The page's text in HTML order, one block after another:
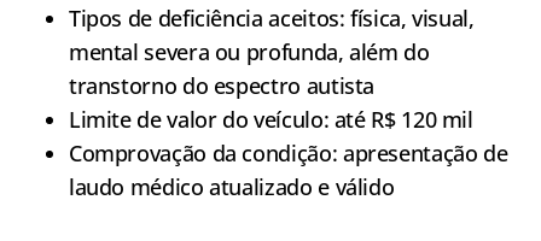
Tipos de deficiência aceitos: física, visual,
mental severa ou profunda, além do
transtorno do espectro autista
Limite de valor do veículo: até R$ 120 mil
Comprovação da condição: apresentação de
laudo médico atualizado e válido